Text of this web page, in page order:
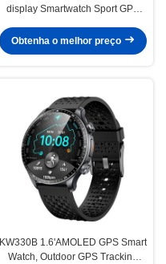
display Smartwatch Sport GPS
satélites
Obtenha o melhor preço
KW330B 1.6'AMOLED GPS Smart
Watch, Outdoor GPS Tracking